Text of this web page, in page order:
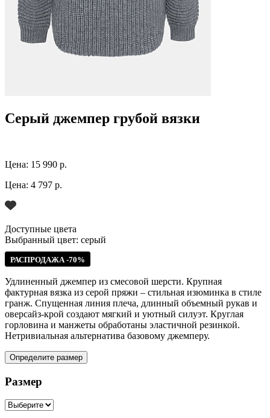
Серый джемпер грубой вязки
Цена: 15 990 р.
Цена: 4 797 р.
Доступные цвета
Выбранный цвет: серый
РАСПРОДАЖА -70%
Удлиненный джемпер из смесовой шерсти. Крупная
фактурная вязка из серой пряжи – стильная изюминка в стиле
гранж. Спущенная линия плеча, длинный объемный рукав и
оверсайз-крой создают мягкий и уютный силуэт. Круглая
горловина и манжеты обработаны эластичной резинкой.
Нетривиальная альтернатива базовому джемперу.
Определите размер
Размер